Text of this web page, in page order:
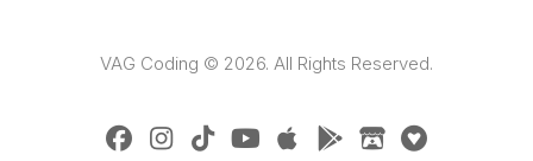
VAG Coding © 2026. All Rights Reserved.